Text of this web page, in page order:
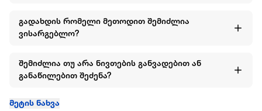
შემადგენლობა: ზედა: 100% ბამბა ქვედა: 100% ბამბა
სქესი: ბიჭი
გადახდის რომელი მეთოდით შემიძლია
ვისარგებლო?
შემიძლია თუ არა ნივთების განვადებით ან
განაწილებით შეძენა?
მეტის ნახვა